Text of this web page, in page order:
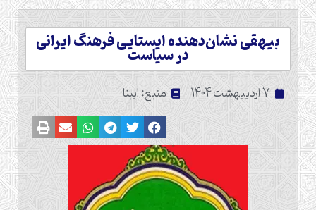
بیهقی نشان‌دهنده ایستایی فرهنگ ایرانی
در سیاست
7 اردیبهشت 1404 منبع: ایبنا